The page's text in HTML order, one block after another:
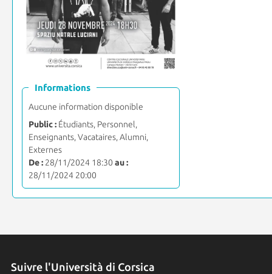
Informations
Aucune information disponible
Public :Étudiants, Personnel,
Enseignants, Vacataires, Alumni,
Externes
De :28/11/2024 18:30 au :
28/11/2024 20:00
Suivre l'Università di Corsica